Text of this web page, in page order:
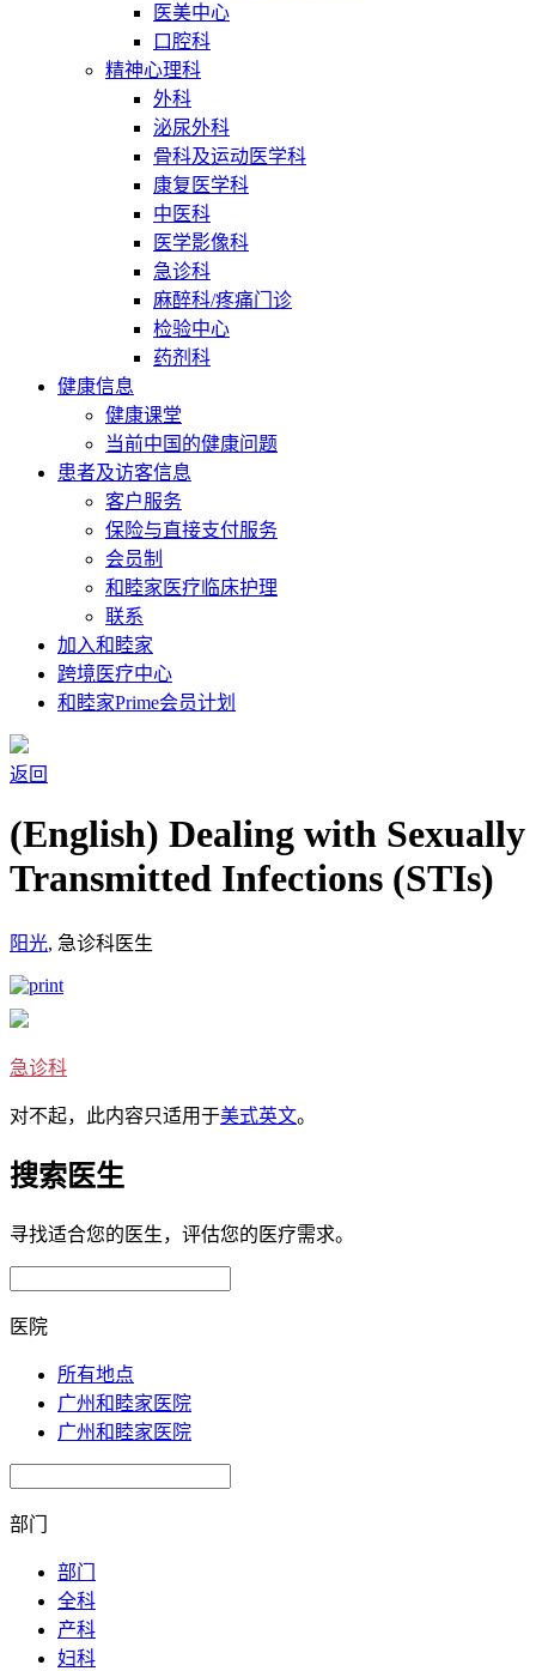
医美中心
口腔科
精神心理科
外科
泌尿外科
骨科及运动医学科
康复医学科
中医科
医学影像科
急诊科
麻醉科/疼痛门诊
检验中心
药剂科
健康信息
健康课堂
当前中国的健康问题
患者及访客信息
客户服务
保险与直接支付服务
会员制
和睦家医疗临床护理
联系
加入和睦家
跨境医疗中心
和睦家Prime会员计划
返回
(English) Dealing with Sexually
Transmitted Infections (STIs)
阳光, 急诊科医生
急诊科
对不起，此内容只适用于美式英文。
搜索医生
寻找适合您的医生，评估您的医疗需求。
医院
所有地点
广州和睦家医院
广州和睦家医院
部门
部门
全科
产科
妇科